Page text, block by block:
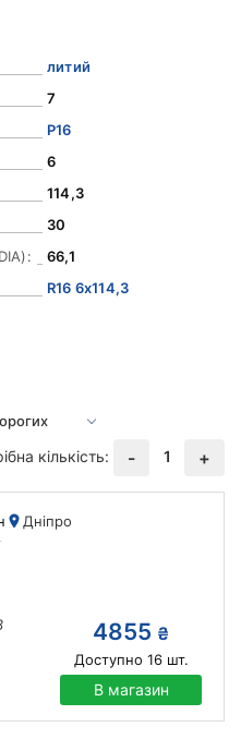
литий
7
Р16
6
114,3
30
66,1
R16 6x114,3
кількість:
- 1 +
Дніпро
4855 ₴
Доступно 16шт.
В магазин